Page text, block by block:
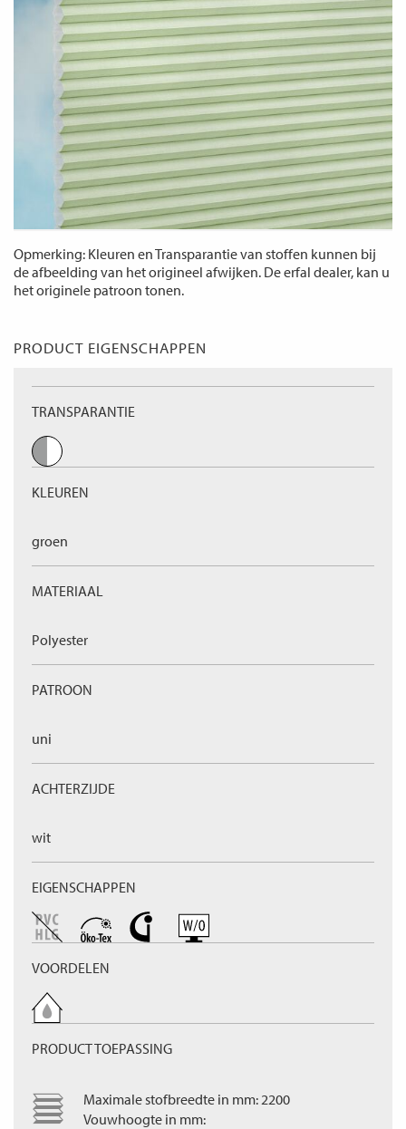
Opmerking: Kleuren en Transparantie van stoffen kunnen bij
de afbeelding van het origineel afwijken. De erfal dealer, kan u
het originele patroon tonen.
PRODUCT EIGENSCHAPPEN
TRANSPARANTIE
KLEUREN
groen
MATERIAAL
Polyester
PATROON
uni
ACHTERZIJDE
wit
EIGENSCHAPPEN
VOORDELEN
PRODUCT TOEPASSING
Maximale stofbreedte in mm: 2200
Vouwhoogte in mm: